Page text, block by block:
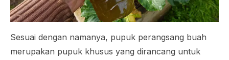
Sesuai dengan namanya, pupuk perangsang buah
merupakan pupuk khusus yang dirancang untuk